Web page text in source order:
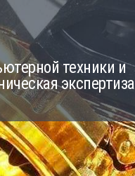
техники и
экспертиза